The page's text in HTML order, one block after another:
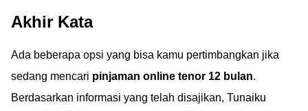
Akhir Kata
Ada beberapa opsi yang bisa kamu pertimbangkan jika
sedang mencari pinjaman online tenor 12 bulan.
Berdasarkan informasi yang telah disajikan, Tunaiku